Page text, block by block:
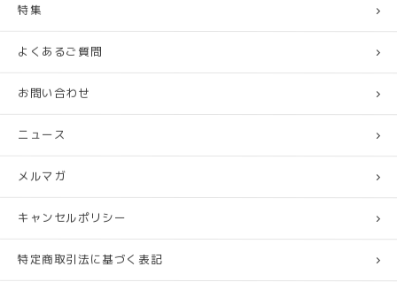
特集
よくあるご質問
お問い合わせ
ニュース
メルマガ
キャンセルポリシー
特定商取引法に基づく表記